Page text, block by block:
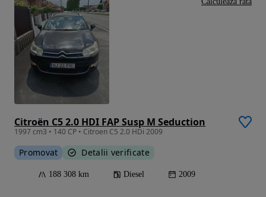
Citroën C5 2.0 HDI FAP Susp M Seduction
1997 cm3 • 140 CP • Citroen C5 2.0 HDi 2009
Promovat Detalii verificate
188 308 km Diesel 2009